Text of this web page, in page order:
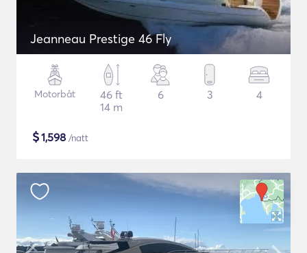
Jeanneau Prestige 46 Fly
Motorbåt
46 ft
14 m
6 3 4
$1,598 /natt